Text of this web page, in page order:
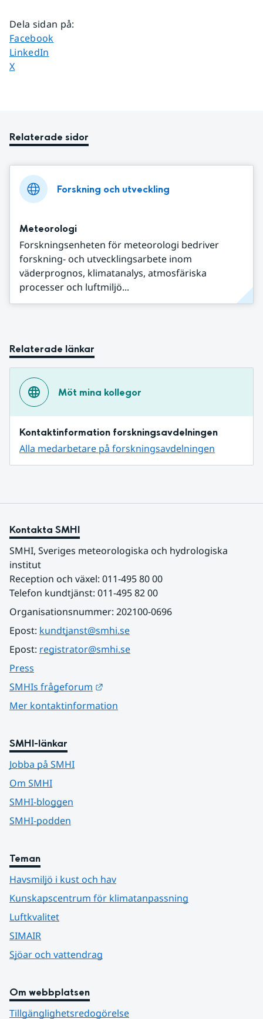
Dela sidan på:
Dela sidan på
Facebook
Dela sidan på
LinkedIn
Dela sidan på
X
Relaterade sidor
Forskning och utveckling
Meteorologi
Forskningsenheten för meteorologi bedriver
forskning- och utvecklingsarbete inom
väderprognos, klimatanalys, atmosfäriska
processer och luftmiljö...
Relaterade länkar
Möt mina kollegor
Kontaktinformation forskningsavdelningen
Alla medarbetare på forskningsavdelningen
Kontakta SMHI
SMHI, Sveriges meteorologiska och hydrologiska
institut
Reception och växel: 011-495 80 00
Telefon kundtjänst: 011-495 82 00
Organisationsnummer: 202100-0696
Epost: kundtjanst@smhi.se
Epost: registrator@smhi.se
Press
SMHIs frågeforum
Mer kontaktinformation
SMHI-länkar
Jobba på SMHI
Om SMHI
SMHI-bloggen
SMHI-podden
Teman
Havsmiljö i kust och hav
Kunskapscentrum för klimatanpassning
Luftkvalitet
SIMAIR
Sjöar och vattendrag
Om webbplatsen
Tillgänglighetsredogörelse